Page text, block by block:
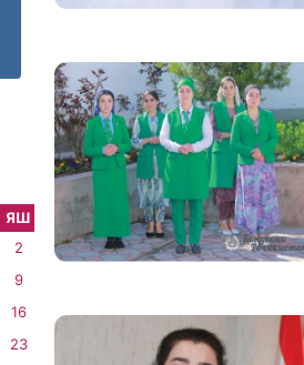
ЯШ
2
9
16
23